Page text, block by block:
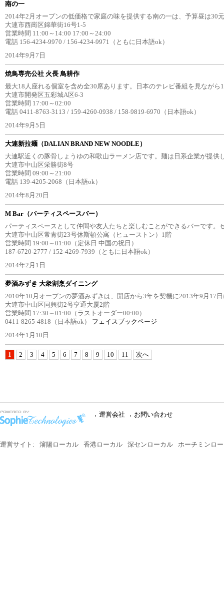
南の一
2014年2月オープンの低価格で家庭の味を提供する南の一は、予算昼は30
大連市西崗区錦華街16号1-5
営業時間 11:00～14:00 17:00～24:00
電話 156-4234-9970 / 156-4234-9971（ともに日本語ok）
2014年9月7日
焼鳥専売公社 火長 鳥耕作
最大18人座れる個室を含め全30席あります。日本のテレビ番組を見ながら
大連市開発区五彩城A区6-3
営業時間 17:00～02:00
電話 0411-8763-3113 / 159-4260-0938 / 158-9819-6970（日本語ok）
2014年9月5日
大連新拉麺（DALIAN BRAND NEW NOODLE）
大連駅近くの豚骨しょうゆの和歌山ラーメン店です。麺は日系企業が提供
大連市中山区栄勝街8号
営業時間 09:00～21:00
電話 139-4205-2068（日本語ok）
2014年8月20日
M Bar（パーティスペースバー）
パーティスペースとして仲間や友人たちと楽しむことができるバーです。
大連市中山区常青街23号休斯頓公寓（ヒューストン）1階
営業時間 19:00～01:00（定休日 中国の祝日）
187-6720-2777 / 152-4269-7939（ともに日本語ok）
2014年2月1日
夢酒みずき 大衆割烹ダイニング
2010年10月オープンの夢酒みずきは、開店から3年を契機に2013年9月17
大連市中山区同興街2号亨通大厦2階
営業時間 17:30～01:00（ラストオーダー00:00）
0411-8265-4818（日本語ok） フェイスブックページ
2014年1月10日
1 2 3 4 5 6 7 8 9 10 11 次へ
運営会社 お問い合わせ
運営サイト: 瀋陽ローカル 香港ローカル 深センローカル ホーチミンロ